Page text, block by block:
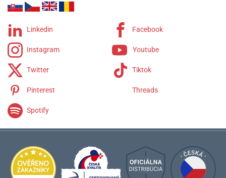
Rarities
Linkedin Facebook
Instagram Youtube
Twitter Tiktok
Pinterest Threads
Spotify